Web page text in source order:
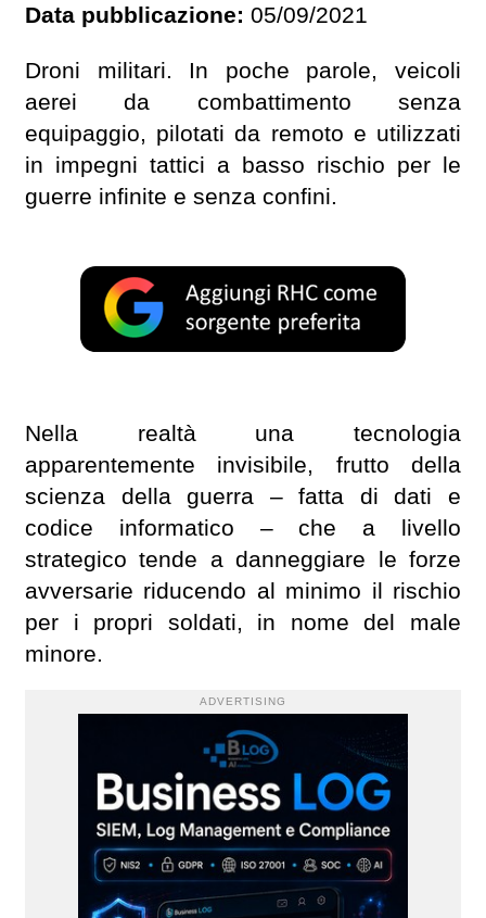
Data pubblicazione: 05/09/2021
Droni militari. In poche parole, veicoli
aerei da combattimento senza
equipaggio, pilotati da remoto e utilizzati
in impegni tattici a basso rischio per le
guerre infinite e senza confini.
Nella realtà una tecnologia
apparentemente invisibile, frutto della
scienza della guerra – fatta di dati e
codice informatico – che a livello
strategico tende a danneggiare le forze
avversarie riducendo al minimo il rischio
per i propri soldati, in nome del male
minore.
ADVERTISING